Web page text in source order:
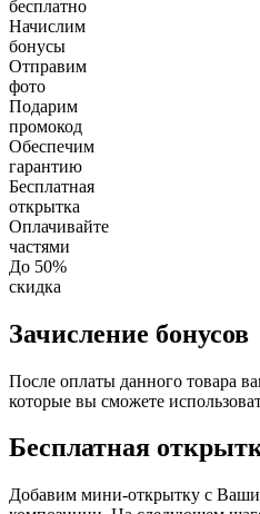
бесплатно
Начислим
бонусы
Отправим
фото
Подарим
промокод
Обеспечим
гарантию
Бесплатная
открытка
Оплачивайте
частями
До 50%
скидка
Зачисление бонусов
После оплаты данного товара
которые вы сможете
Бесплатная
Добавим мини-открытку с